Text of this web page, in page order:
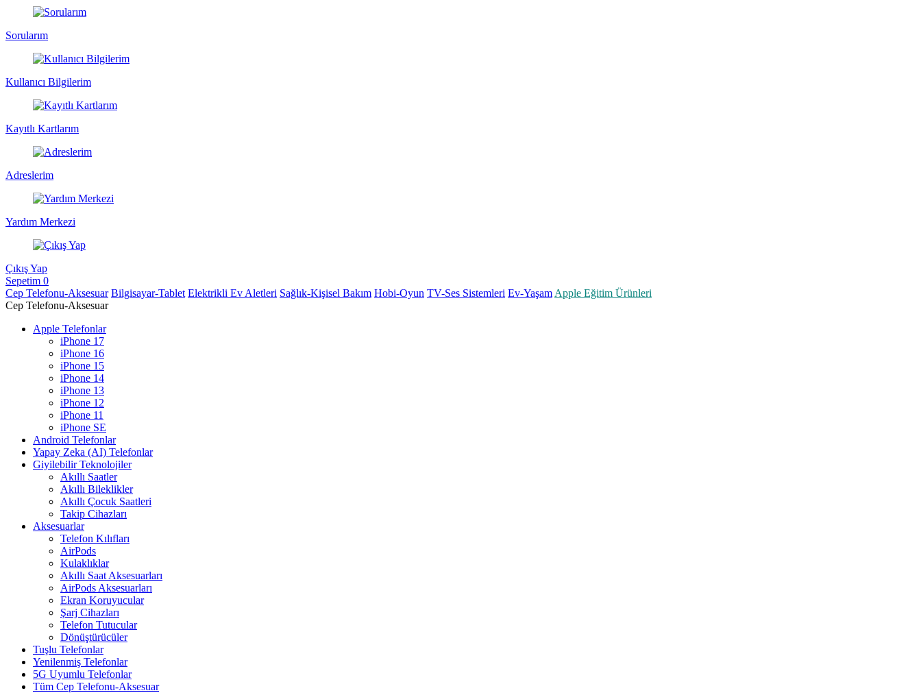
Sorularım
Kullanıcı Bilgilerim
Kayıtlı Kartlarım
Adreslerim
Yardım Merkezi
Çıkış Yap
Sepetim 0
Cep Telefonu-Aksesuar Bilgisayar-Tablet Elektrikli Ev Aletleri Sağlık-Kişisel Bakım Hobi-Oyun TV-Ses Sistemleri Ev-Yaşam Apple Eğitim Ürünleri
Cep Telefonu-Aksesuar
Apple Telefonlar
iPhone 17
iPhone 16
iPhone 15
iPhone 14
iPhone 13
iPhone 12
iPhone 11
iPhone SE
Android Telefonlar
Yapay Zeka (AI) Telefonlar
Giyilebilir Teknolojiler
Akıllı Saatler
Akıllı Bileklikler
Akıllı Çocuk Saatleri
Takip Cihazları
Aksesuarlar
Telefon Kılıfları
AirPods
Kulaklıklar
Akıllı Saat Aksesuarları
AirPods Aksesuarları
Ekran Koruyucular
Şarj Cihazları
Telefon Tutucular
Dönüştürücüler
Tuşlu Telefonlar
Yenilenmiş Telefonlar
5G Uyumlu Telefonlar
Tüm Cep Telefonu-Aksesuar